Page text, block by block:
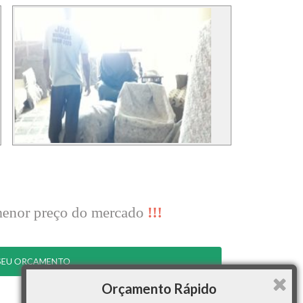
preço do mercado !!!
ORÇAMENTO
Orçamento Rápido